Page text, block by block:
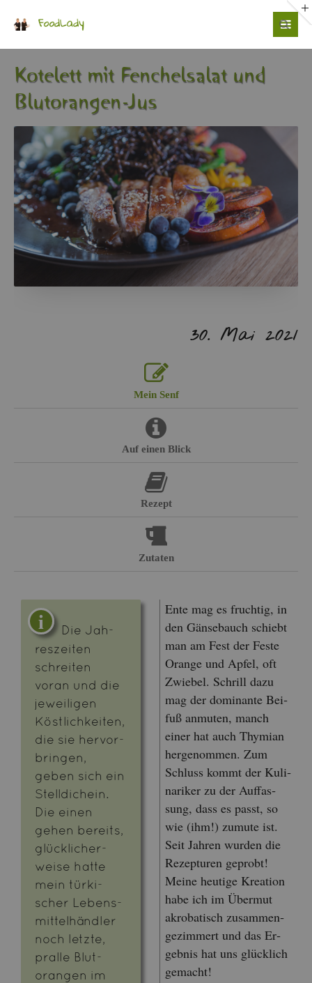
Passwort
Anmelden
Ko­te­lett mit Fen­chel­sa­lat und
Blut­oran­gen-Jus
30. Mai 2021
Mein Senf
Auf einen Blick
Re­zept
Zu­ta­ten
Die Jah­
res­zei­ten
schrei­ten
voran und die
je­wei­li­gen
Köst­lich­kei­ten,
die sie her­vor­
brin­gen,
geben sich ein
Stell­dich­ein.
Die einen
gehen be­reits,
glück­li­cher­
wei­se hatte
mein tür­ki­
scher Le­bens­
mit­tel­händ­ler
noch letz­te,
pral­le Blut­
oran­gen im
Ente mag es fruch­tig, in
den Gän­se­bauch schiebt
man am Fest der Feste
Oran­ge und Apfel, oft
Zwie­bel. Schrill dazu
mag der do­mi­nan­te Bei­
fuß an­mu­ten, manch
einer hat auch Thy­mi­an
her­ge­nom­men. Zum
Schluss kommt der Ku­li­
na­ri­ker zu der Auf­fas­
sung, dass es passt, so
wie (ihm!) zu­mu­te ist.
Seit Jah­ren wur­den die
Re­zep­tu­ren ge­probt!
Meine heu­ti­ge Krea­ti­on
habe ich im Über­mut
akro­ba­tisch zu­sam­men­
ge­zim­mert und das Er­
geb­nis hat uns glück­lich
ge­macht!